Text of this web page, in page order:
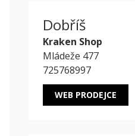
Dobříš
Kraken Shop
Mládeže 477
725768997
WEB PRODEJCE